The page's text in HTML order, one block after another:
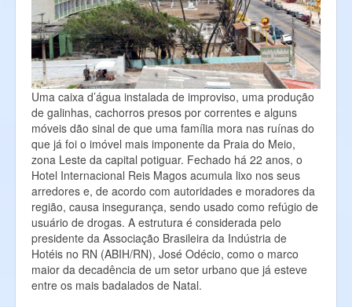
Uma caixa d’água instalada de improviso, uma produção
de galinhas, cachorros presos por correntes e alguns
móveis dão sinal de que uma família mora nas ruínas do
que já foi o imóvel mais imponente da Praia do Meio,
zona Leste da capital potiguar. Fechado há 22 anos, o
Hotel Internacional Reis Magos acumula lixo nos seus
arredores e, de acordo com autoridades e moradores da
região, causa insegurança, sendo usado como refúgio de
usuário de drogas. A estrutura é considerada pelo
presidente da Associação Brasileira da Indústria de
Hotéis no RN (ABIH/RN), José Odécio, como o marco
maior da decadência de um setor urbano que já esteve
entre os mais badalados de Natal.